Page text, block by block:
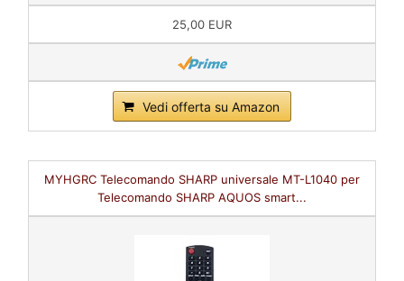
25,00 EUR
Vedi offerta su Amazon
MYHGRC Telecomando SHARP universale MT-L1040 per
Telecomando SHARP AQUOS smart...